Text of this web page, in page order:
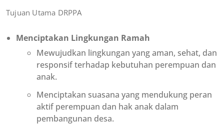
Tujuan Utama DRPPA
Menciptakan Lingkungan Ramah
Mewujudkan lingkungan yang aman, sehat, dan
responsif terhadap kebutuhan perempuan dan
anak.
Menciptakan suasana yang mendukung peran
aktif perempuan dan hak anak dalam
pembangunan desa.